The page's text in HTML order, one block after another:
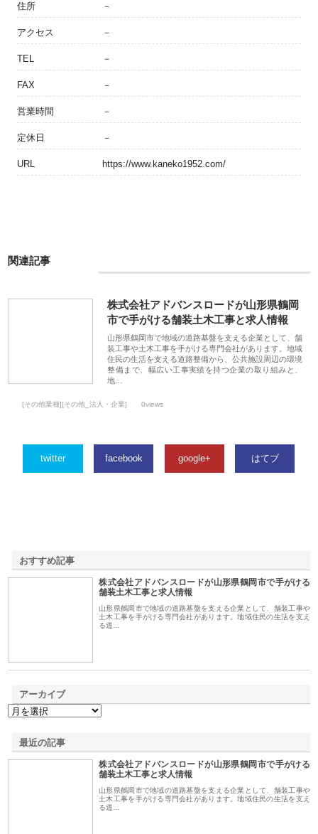
住所 －
アクセス －
TEL －
FAX －
営業時間 －
定休日 －
URL https://www.kaneko1952.com/
関連記事
株式会社アドバンスロードが山形県鶴岡
市で手がける舗装土木工事と求人情報
山形県鶴岡市で地域の道路基盤を支える企業として、舗
装工事や土木工事を手がける専門会社があります。地域
住民の生活を支える道路整備から、公共施設周辺の環境
整備まで、幅広い工事実績を持つ企業の取り組みと、
地…
[その他業種][その他_法人・企業] 0views
twitter facebook google+ はてブ
おすすめ記事
株式会社アドバンスロードが山形県鶴岡市で手がける
舗装土木工事と求人情報
山形県鶴岡市で地域の道路基盤を支える企業として、舗装工事や
土木工事を手がける専門会社があります。地域住民の生活を支え
る道…
アーカイブ
最近の記事
株式会社アドバンスロードが山形県鶴岡市で手がける
舗装土木工事と求人情報
山形県鶴岡市で地域の道路基盤を支える企業として、舗装工事や
土木工事を手がける専門会社があります。地域住民の生活を支え
る道…